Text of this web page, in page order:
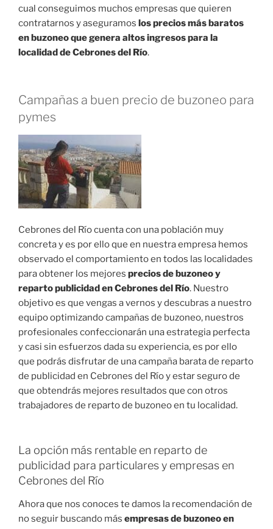
cual conseguimos muchos empresas que quieren
contratarnos y aseguramos los precios más baratos
en buzoneo que genera altos ingresos para la
localidad de Cebrones del Río.
Campañas a buen precio de buzoneo para
pymes
Cebrones del Río cuenta con una población muy
concreta y es por ello que en nuestra empresa hemos
observado el comportamiento en todos las localidades
para obtener los mejores precios de buzoneo y
reparto publicidad en Cebrones del Río. Nuestro
objetivo es que vengas a vernos y descubras a nuestro
equipo optimizando campañas de buzoneo, nuestros
profesionales confeccionarán una estrategia perfecta
y casi sin esfuerzos dada su experiencia, es por ello
que podrás disfrutar de una campaña barata de reparto
de publicidad en Cebrones del Río y estar seguro de
que obtendrás mejores resultados que con otros
trabajadores de reparto de buzoneo en tu localidad.
La opción más rentable en reparto de
publicidad para particulares y empresas en
Cebrones del Río
Ahora que nos conoces te damos la recomendación de
no seguir buscando más empresas de buzoneo en